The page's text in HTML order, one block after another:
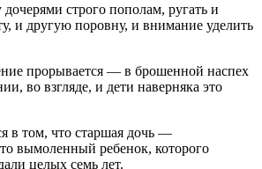
строго пополам, ругать и
и другую поровну, и внимание уделить
прорывается — в брошенной наспех
во взгляде, и дети наверняка это
в том, что старшая дочь —
вымоленный ребенок, которого
целых семь лет.